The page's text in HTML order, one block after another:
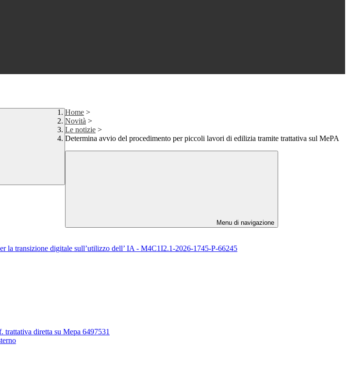
Home >
Novità >
Le notizie >
Determina avvio del procedimento per piccoli lavori di edilizia tramite trattativa sul MePA
Menu di navigazione
transizione digitale sull’utilizzo dell’ IA - M4C1I2.1-2026-1745-P-66245
diretta su Mepa 6497531